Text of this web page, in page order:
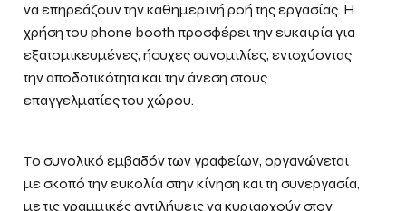
να επηρεάζουν την καθημερινή ροή της εργασίας. Η
χρήση του phone booth προσφέρει την ευκαιρία για
εξατομικευμένες, ήσυχες συνομιλίες, ενισχύοντας
την αποδοτικότητα και την άνεση στους
επαγγελματίες του χώρου.
Το συνολικό εμβαδόν των γραφείων, οργανώνεται
με σκοπό την ευκολία στην κίνηση και τη συνεργασία,
με τις γραμμικές αντιλήψεις να κυριαρχούν στον